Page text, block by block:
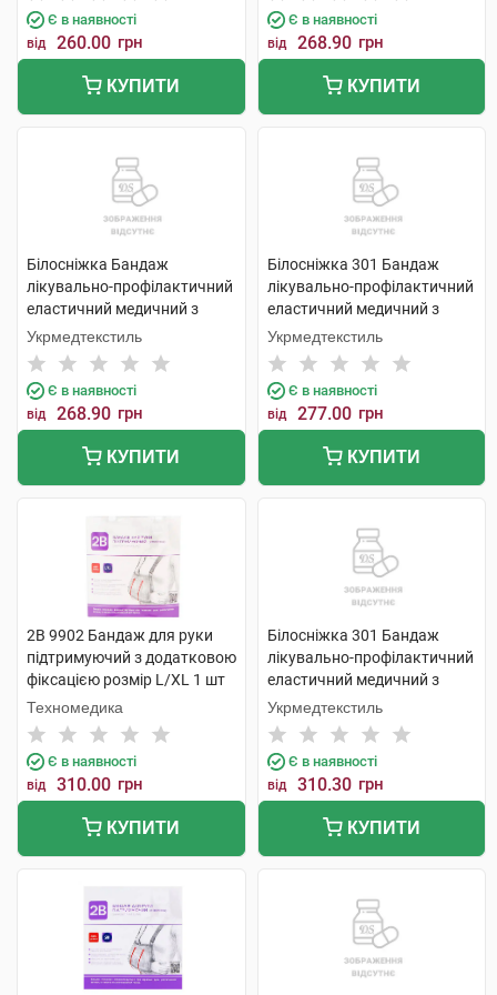
Є в наявності
від 260.00 грн
КУПИТИ
Є в наявності
від 268.90 грн
КУПИТИ
Білосніжка Бандаж
лікувально-профілактичний
еластичний медичний з
ребрами жорсткості розмір
3 1 шт
Укрмедтекстиль
Є в наявності
від 268.90 грн
КУПИТИ
Білосніжка 301 Бандаж
лікувально-профілактичний
еластичний медичний з
ребрами жорсткості розмір
4 1 шт
Укрмедтекстиль
Є в наявності
від 277.00 грн
КУПИТИ
2B 9902 Бандаж для руки
підтримуючий з додатковою
фіксацією розмір L/XL 1 шт
Техномедика
Є в наявності
від 310.00 грн
КУПИТИ
Білосніжка 301 Бандаж
лікувально-профілактичний
еластичний медичний з
ребрами жорсткості розмір
5 1 шт
Укрмедтекстиль
Є в наявності
від 310.30 грн
КУПИТИ